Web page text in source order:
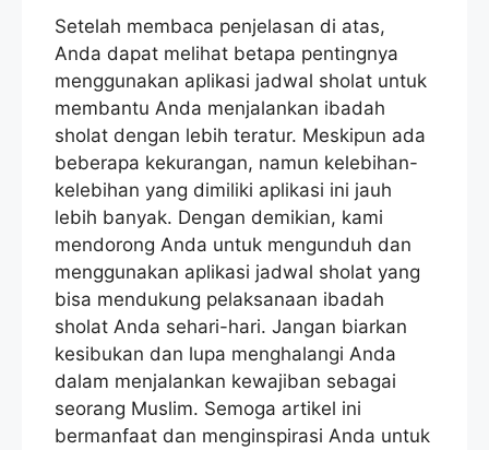
Setelah membaca penjelasan di atas,
Anda dapat melihat betapa pentingnya
menggunakan aplikasi jadwal sholat untuk
membantu Anda menjalankan ibadah
sholat dengan lebih teratur. Meskipun ada
beberapa kekurangan, namun kelebihan-
kelebihan yang dimiliki aplikasi ini jauh
lebih banyak. Dengan demikian, kami
mendorong Anda untuk mengunduh dan
menggunakan aplikasi jadwal sholat yang
bisa mendukung pelaksanaan ibadah
sholat Anda sehari-hari. Jangan biarkan
kesibukan dan lupa menghalangi Anda
dalam menjalankan kewajiban sebagai
seorang Muslim. Semoga artikel ini
bermanfaat dan menginspirasi Anda untuk